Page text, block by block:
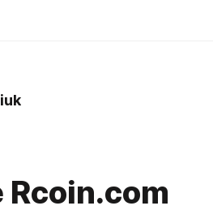
Rcoin.com